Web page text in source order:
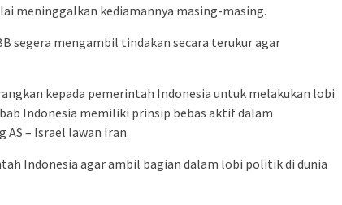
meninggalkan kediamannya masing-masing.
segera mengambil tindakan secara terukur agar
kepada pemerintah Indonesia untuk melakukan lobi
Indonesia memiliki prinsip bebas aktif dalam
– Israel lawan Iran.
Indonesia agar ambil bagian dalam lobi politik di dunia